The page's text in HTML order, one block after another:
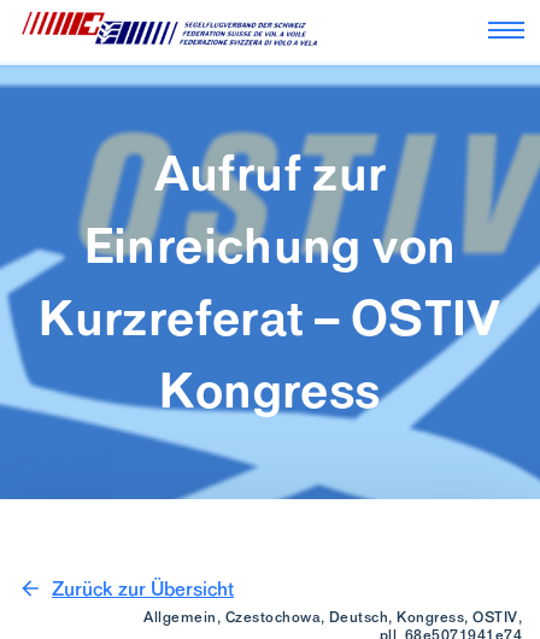
Aufruf zur
Einreichung von
Kurzreferat – OSTIV
Kongress
Zurück zur Übersicht
Allgemein, Czestochowa, Deutsch, Kongress, OSTIV,